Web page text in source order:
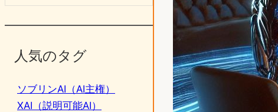
人気のタグ
ソブリンAI（AI主権）
XAI（説明可能AI）